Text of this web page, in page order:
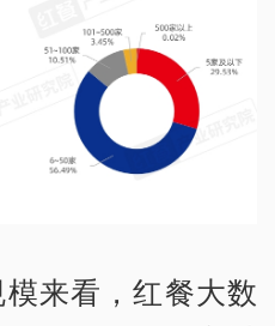
来看，红餐大数